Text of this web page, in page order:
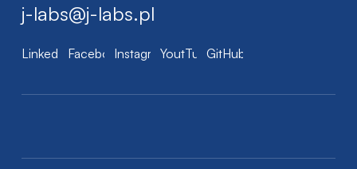
j-labs@j-labs.pl
LinkedIn FacebookInstagramYoutTubeGitHub